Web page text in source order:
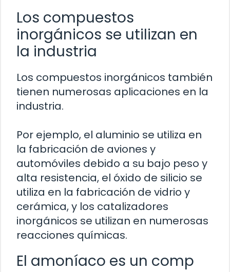
Los compuestos
inorgánicos se utilizan en
la industria
Los compuestos inorgánicos también
tienen numerosas aplicaciones en la
industria.
Por ejemplo, el aluminio se utiliza en
la fabricación de aviones y
automóviles debido a su bajo peso y
alta resistencia, el óxido de silicio se
utiliza en la fabricación de vidrio y
cerámica, y los catalizadores
inorgánicos se utilizan en numerosas
reacciones químicas.
El amoníaco es un comp